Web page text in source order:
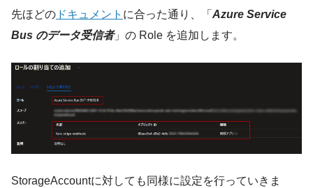
先ほどの ドキュメント に合った通り、「 Azure Service
Bus のデータ受信者」の Role を追加します。
StorageAccountに対しても同様に設定を行っていきま